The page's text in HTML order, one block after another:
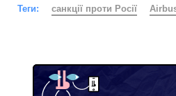
Теги: санкції проти Росії